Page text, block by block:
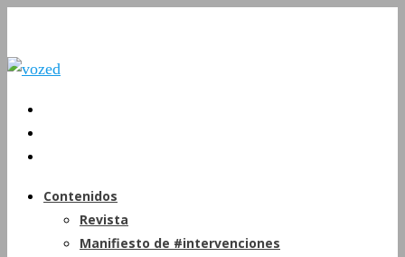
Contenidos
Revista
Manifiesto de #intervenciones